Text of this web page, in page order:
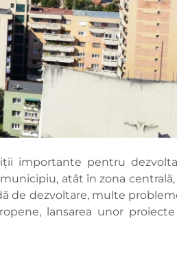
importante pentru
atât în zona centrală,
de dezvoltare, multe
lansarea unor